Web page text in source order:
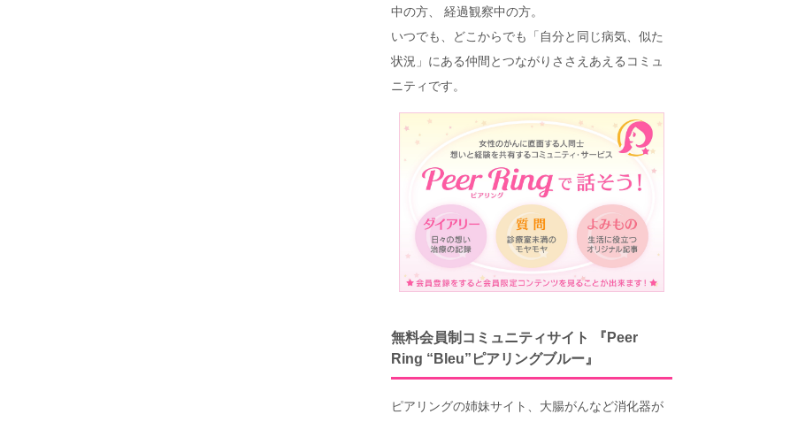
中の方、 経過観察中の方。
いつでも、どこからでも「自分と同じ病気、似た
状況」にある仲間とつながりささえあえるコミュ
ニティです。
無料会員制コミュニティサイト 『Peer
Ring “Bleu”ピアリングブルー』
ピアリングの姉妹サイト、大腸がんなど消化器が